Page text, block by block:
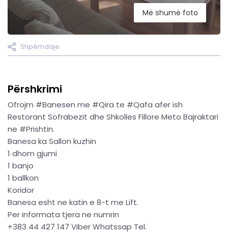
Më shumë foto
Shpërndaje
Përshkrimi
Ofrojm #Banesen me #Qira te #Qafa afer ish
Restorant Sofrabezit dhe Shkolles Fillore Meto Bajraktari
ne #Prishtin.
Banesa ka Sallon kuzhin
1 dhom gjumi
1 banjo
1 ballkon
Koridor
Banesa esht ne katin e 8-t me Lift.
Per informata tjera ne numrin
+383 44 427 147 Viber Whatssap Tel.